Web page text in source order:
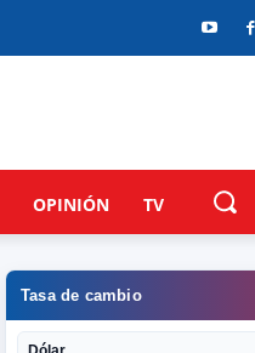
OPINIÓN TV
Tasa de cambio